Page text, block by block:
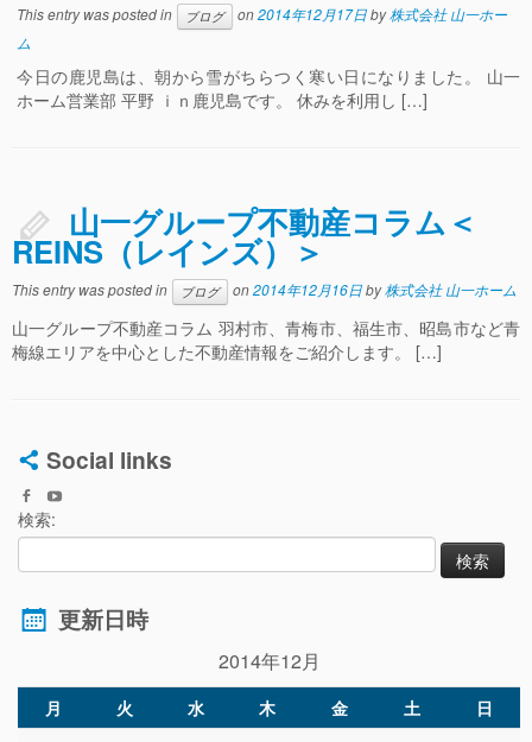
This entry was posted in ブログ on2014年12月17日by株式会社 山一ホー
ム
今日の鹿児島は、朝から雪がちらつく寒い日になりました。 山一
ホーム営業部 平野 ｉｎ鹿児島です。 休みを利用し […]
山一グループ不動産コラム＜
REINS（レインズ）＞
This entry was posted in ブログ on2014年12月16日by株式会社 山一ホーム
山一グループ不動産コラム 羽村市、青梅市、福生市、昭島市など青
梅線エリアを中心とした不動産情報をご紹介します。 […]
Social links
検索:
更新日時
2014年12月
月 火 水 木 金 土
日